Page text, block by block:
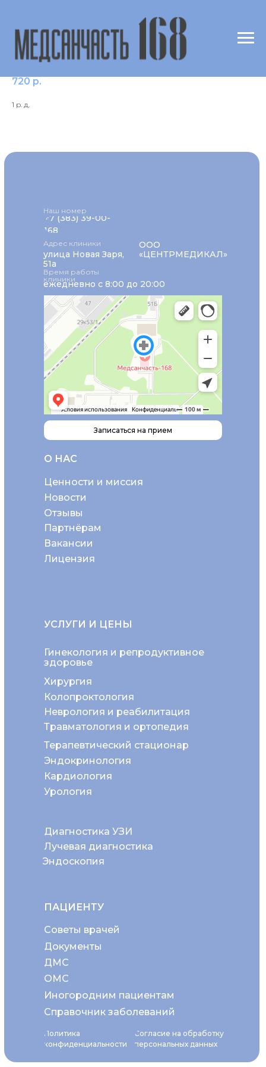
Антитромбин III
720 р.
1 р. д.
О НАС
Политика
конфиденциальности
Согласие на обработку
персональных данных
Ценности и миссия
Новости
+7 (383) 39-00-
168
Отзывы
Партнёрам
Вакансии
Лицензия
Неврология и реабилитация
Колопроктология
Хирургия
Гинекология и репродуктивное
здоровье
Диагностика УЗИ
Эндоскопия
Травматология и ортопедия
Эндокринология
Терапевтический стационар
Кардиология
Урология
Лучевая диагностика
УСЛУГИ И ЦЕНЫ
ПАЦИЕНТУ
Советы врачей
ОМС
Документы
ДМС
Иногородним пациентам
Справочник заболеваний
Наш номер
ежедневно с 8:00 до 20:00
Время работы
клиники
Адрес клиники
улица Новая Заря,
51а
ООО
«ЦЕНТРМЕДИКАЛ»
Записаться на прием